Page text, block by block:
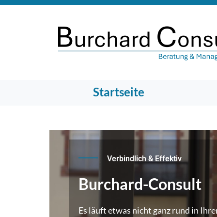
Startseite
Verbindlich & Effektiv
Burchard-Consult
Es läuft etwas nicht ganz rund in